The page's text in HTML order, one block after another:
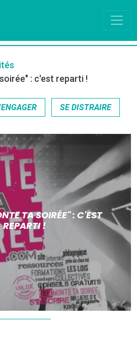
: c'est reparti !
SE DISTRAIRE
TA SOIRÉE" : C'EST
REPARTI !